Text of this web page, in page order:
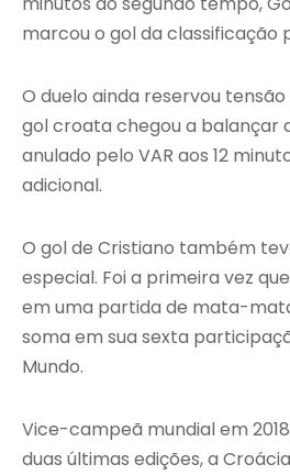
marcou o gol da classificação
O duelo ainda reservou
gol croata chegou a balançar
anulado pelo VAR aos 12
adicional.
O gol de Cristiano também
especial. Foi a primeira vez
em uma partida de mata-
soma em sua sexta
Mundo.
Vice-campeã mundial em
duas últimas edições, a